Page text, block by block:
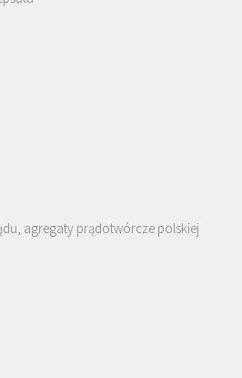
agregaty prądotwórcze polskiej